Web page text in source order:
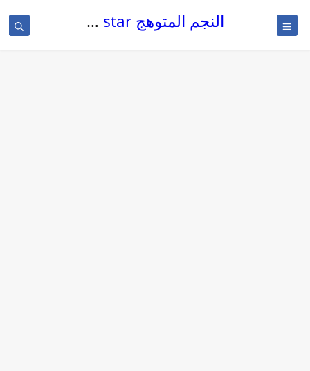
النجم المتوهج The glowing star